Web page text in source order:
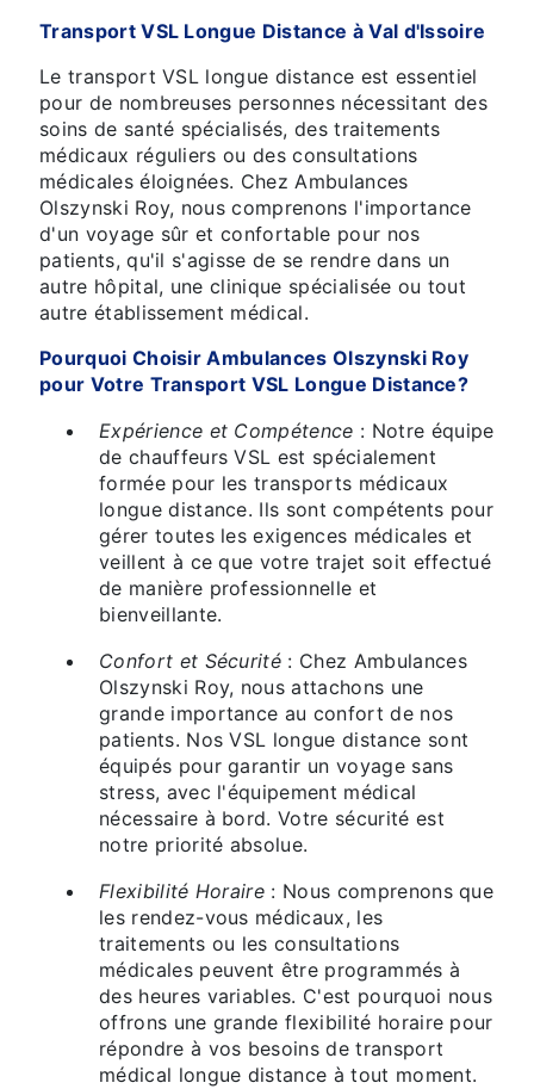
Transport VSL Longue Distance à Val d'Issoire
Le transport VSL longue distance est essentiel
pour de nombreuses personnes nécessitant des
soins de santé spécialisés, des traitements
médicaux réguliers ou des consultations
médicales éloignées. Chez Ambulances
Olszynski Roy, nous comprenons l'importance
d'un voyage sûr et confortable pour nos
patients, qu'il s'agisse de se rendre dans un
autre hôpital, une clinique spécialisée ou tout
autre établissement médical.
Pourquoi Choisir Ambulances Olszynski Roy
pour Votre Transport VSL Longue Distance?
Expérience et Compétence : Notre équipe
de chauffeurs VSL est spécialement
formée pour les transports médicaux
longue distance. Ils sont compétents pour
gérer toutes les exigences médicales et
veillent à ce que votre trajet soit effectué
de manière professionnelle et
bienveillante.
Confort et Sécurité : Chez Ambulances
Olszynski Roy, nous attachons une
grande importance au confort de nos
patients. Nos VSL longue distance sont
équipés pour garantir un voyage sans
stress, avec l'équipement médical
nécessaire à bord. Votre sécurité est
notre priorité absolue.
Flexibilité Horaire : Nous comprenons que
les rendez-vous médicaux, les
traitements ou les consultations
médicales peuvent être programmés à
des heures variables. C'est pourquoi nous
offrons une grande flexibilité horaire pour
répondre à vos besoins de transport
médical longue distance à tout moment.